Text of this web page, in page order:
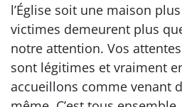
l’Église soit une maison
victimes demeurent plus
notre attention. Vos
sont légitimes et vraiment
accueillons comme venant